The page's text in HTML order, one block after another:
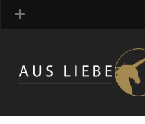
MANUFAKTUREN